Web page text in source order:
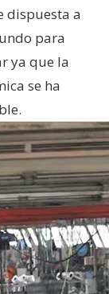
dispuesta a
para
ya que la
se ha